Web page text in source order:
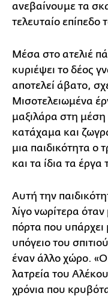
ανεβαίνουμε τα
τελευταίο επίπεδο
Μέσα στο ατελιέ
κυριέψει το δέος
αποτελεί άβατο,
Μισοτελειωμένα
μαξιλάρα στη μέση
κατάχαμα και
μια παιδικότητα ο
και τα ίδια τα έργα
Αυτή την
λίγο νωρίτερα
πόρτα που
υπόγειο του
έναν άλλο χώρο.
λατρεία του
χρόνια που